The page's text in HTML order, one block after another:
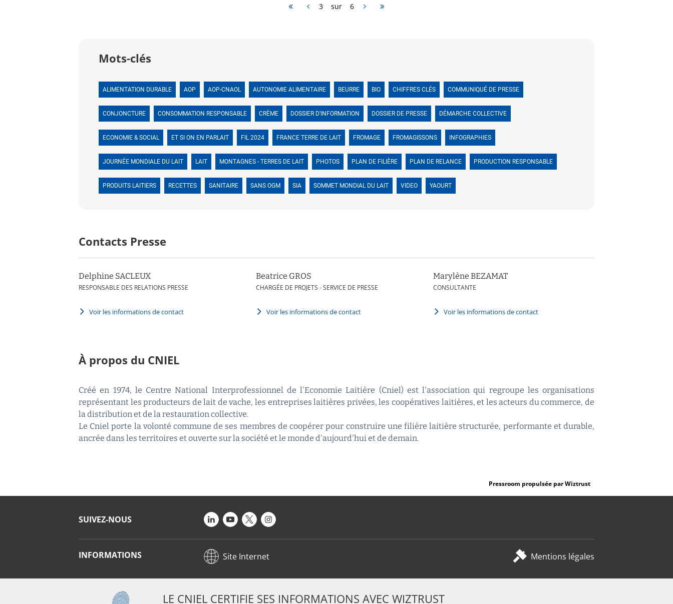
3 sur 6
Mots-clés
ALIMENTATION DURABLE AOP AOP-CNAOL AUTONOMIE ALIMENTAIRE BEURRE BIO CHIFFRES CLÉS COMMUNIQUÉ DE PRESSE
CONJONCTURE CONSOMMATION RESPONSABLE CRÈME DOSSIER D'INFORMATION DOSSIER DE PRESSE DÉMARCHE COLLECTIVE
ECONOMIE & SOCIAL ET SI ON EN PARLAIT FIL 2024 FRANCE TERRE DE LAIT FROMAGE FROMAGISSONS INFOGRAPHIES
JOURNÉE MONDIALE DU LAIT LAIT MONTAGNES - TERRES DE LAIT PHOTOS PLAN DE FILIÈRE PLAN DE RELANCE PRODUCTION RESPONSABLE
PRODUITS LAITIERS RECETTES SANITAIRE SANS OGM SIA SOMMET MONDIAL DU LAIT VIDEO YAOURT
Contacts Presse
Delphine SACLEUX
RESPONSABLE DES RELATIONS PRESSE
Voir les informations de contact
Beatrice GROS
CHARGÉE DE PROJETS - SERVICE DE PRESSE
Voir les informations de contact
Marylène BEZAMAT
CONSULTANTE
Voir les informations de contact
À propos du CNIEL
Créé en 1974, le Centre National Interprofessionnel de l'Economie Laitière (Cniel) est l'association qui regroupe les organisations
représentant les producteurs de lait de vache, les entreprises laitières privées, les coopératives laitières, et les acteurs du commerce, de
la distribution et de la restauration collective.
Le Cniel porte la volonté commune de ses membres de coopérer pour construire une filière laitière structurée, performante et durable,
ancrée dans les territoires et ouverte sur la société et le monde d'aujourd'hui et de demain.
Pressroom propulsée par Wiztrust
SUIVEZ-NOUS
INFORMATIONS Site Internet Mentions légales
LE CNIEL CERTIFIE SES INFORMATIONS AVEC WIZTRUST